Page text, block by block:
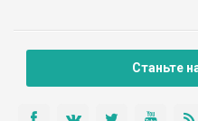
концертний зал (зона), міні-
Станьте